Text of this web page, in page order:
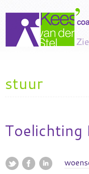
stuur
Toelichting